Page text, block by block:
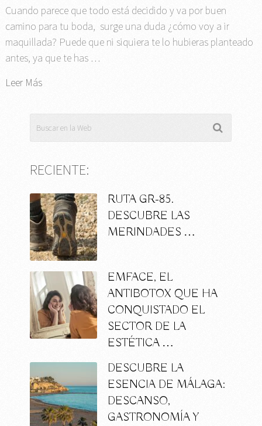
Cuando parece que todo está decidido y va por buen
camino para tu boda, surge una duda ¿cómo voy a ir
maquillada? Puede que ni siquiera te lo hubieras planteado
antes, ya que te has …
Leer Más
RECIENTE:
RUTA GR-85.
DESCUBRE LAS
MERINDADES …
EMFACE, EL
ANTIBOTOX QUE HA
CONQUISTADO EL
SECTOR DE LA
ESTÉTICA …
DESCUBRE LA
ESENCIA DE MÁLAGA:
DESCANSO,
GASTRONOMÍA Y